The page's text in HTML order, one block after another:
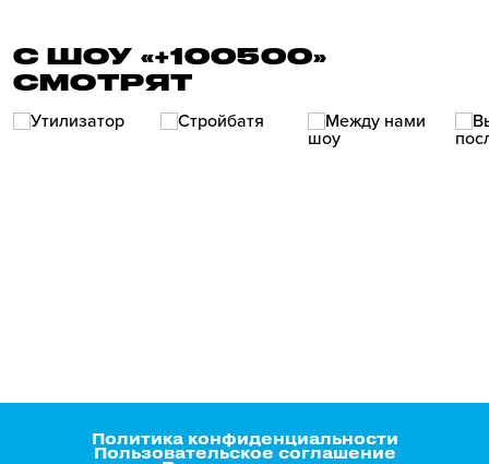
С ШОУ «+100500»
СМОТРЯТ
Политика конфиденциальности
Пользовательское соглашение